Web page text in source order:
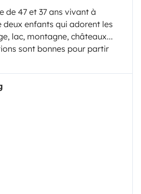
de 47 et 37 ans vivant à
deux enfants qui adorent les
lac, montagne, châteaux...
sont bonnes pour partir